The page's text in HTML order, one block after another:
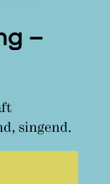
–
singend.